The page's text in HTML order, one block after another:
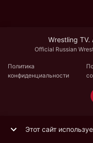
Wrestling
Official Russian
Политика
конфиденциальности
Этот сайт